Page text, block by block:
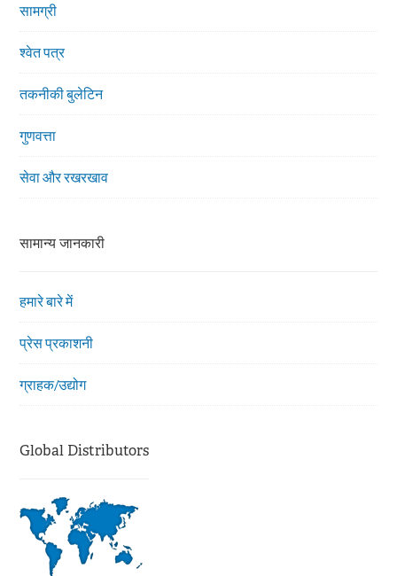
सामग्री
श्वेत पत्र
तकनीकी बुलेटिन
गुणवत्ता
सेवा और रखरखाव
सामान्य जानकारी
हमारे बारे में
प्रेस प्रकाशनी
ग्राहक/उद्योग
Global Distributors